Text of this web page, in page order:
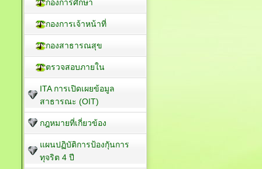
กองการศึกษา
กองการเจ้าหน้าที่
กองสาธารณสุข
ตรวจสอบภายใน
ITA การเปิดเผยข้อมูล
สาธารณะ (OIT)
กฎหมายที่เกี่ยวข้อง
แผนปฏิบัติการป้องกัุนการ
ทุจริต 4 ปี